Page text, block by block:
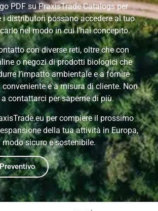
PDF su PraxisTrade Catalogs per
i distributori possano accedere al tuo
nel modo in cui l’hai concepito.
con diverse reti, oltre che con
o negozi di prodotti biologici che
l’impatto ambientale e a fornire
conveniente e a misura di cliente. Non
contattarci per saperne di più.
per compiere il prossimo
della tua attività in Europa,
modo sicuro e sostenibile.